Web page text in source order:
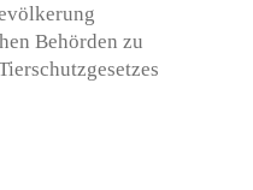
Behörden zu